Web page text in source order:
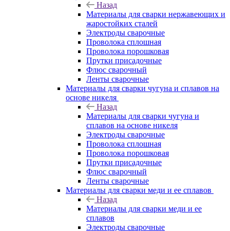
Назад
Материалы для сварки нержавеющих и
жаростойких сталей
Электроды сварочные
Проволока сплошная
Проволока порошковая
Прутки присадочные
Флюс сварочный
Ленты сварочные
Материалы для сварки чугуна и сплавов на
основе никеля
Назад
Материалы для сварки чугуна и
сплавов на основе никеля
Электроды сварочные
Проволока сплошная
Проволока порошковая
Прутки присадочные
Флюс сварочный
Ленты сварочные
Материалы для сварки меди и ее сплавов
Назад
Материалы для сварки меди и ее
сплавов
Электроды сварочные